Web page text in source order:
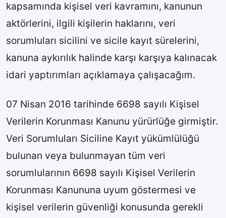
kapsamında kişisel veri kavramını, kanunun
aktörlerini, ilgili kişilerin haklarını, veri
sorumluları sicilini ve sicile kayıt sürelerini,
kanuna aykırılık halinde karşı karşıya kalınacak
idari yaptırımları açıklamaya çalışacağım.
07 Nisan 2016 tarihinde 6698 sayılı Kişisel
Verilerin Korunması Kanunu yürürlüğe girmiştir.
Veri Sorumluları Siciline Kayıt yükümlülüğü
bulunan veya bulunmayan tüm veri
sorumlularının 6698 sayılı Kişisel Verilerin
Korunması Kanununa uyum göstermesi ve
kişisel verilerin güvenliği konusunda gerekli